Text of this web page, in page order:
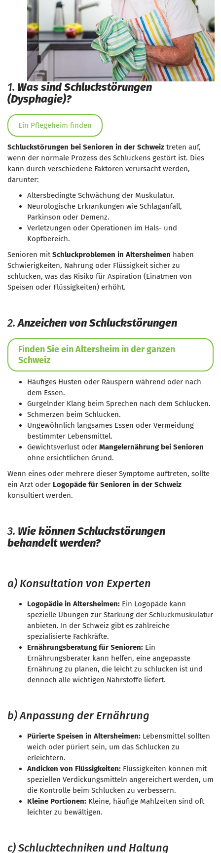
1. Was sind Schluckstörungen
(Dysphagie)?
Ein Pflegeheim finden
Schluckstörungen bei Senioren in der Schweiz treten auf,
wenn der normale Prozess des Schluckens gestört ist. Dies
kann durch verschiedene Faktoren verursacht werden,
darunter:
Altersbedingte Schwächung der Muskulatur.
Neurologische Erkrankungen wie Schlaganfall,
Parkinson oder Demenz.
Verletzungen oder Operationen im Hals- und
Kopfbereich.
Senioren mitSchluckproblemen in Altersheimen haben
Schwierigkeiten, Nahrung oder Flüssigkeit sicher zu
schlucken, was das Risiko für Aspiration (Einatmen von
Speisen oder Flüssigkeiten) erhöht.
2.Anzeichen von Schluckstörungen
Finden Sie ein Altersheim in der ganzen
Schweiz
Häufiges Husten oder Räuspern während oder nach
dem Essen.
Gurgelnder Klang beim Sprechen nach dem Schlucken.
Schmerzen beim Schlucken.
Ungewöhnlich langsames Essen oder Vermeidung
bestimmter Lebensmittel.
Gewichtsverlust oder Mangelernährung bei Senioren
ohne ersichtlichen Grund.
Wenn eines oder mehrere dieser Symptome auftreten, sollte
ein Arzt oder Logopäde für Senioren in der Schweiz
konsultiert werden.
3. Wie können Schluckstörungen
behandelt werden?
a) Konsultation von Experten
Logopädie in Altersheimen: Ein Logopäde kann
spezielle Übungen zur Stärkung der Schluckmuskulatur
anbieten. In der Schweiz gibt es zahlreiche
spezialisierte Fachkräfte.
Ernährungsberatung für Senioren: Ein
Ernährungsberater kann helfen, eine angepasste
Ernährung zu planen, die leicht zu schlucken ist und
dennoch alle wichtigen Nährstoffe liefert.
b) Anpassung der Ernährung
Pürierte Speisen in Altersheimen: Lebensmittel sollten
weich oder püriert sein, um das Schlucken zu
erleichtern.
Andicken von Flüssigkeiten: Flüssigkeiten können mit
speziellen Verdickungsmitteln angereichert werden, um
die Kontrolle beim Schlucken zu verbessern.
Kleine Portionen: Kleine, häufige Mahlzeiten sind oft
leichter zu bewältigen.
c) Schlucktechniken und Haltung